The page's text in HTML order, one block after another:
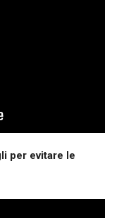
per evitare le